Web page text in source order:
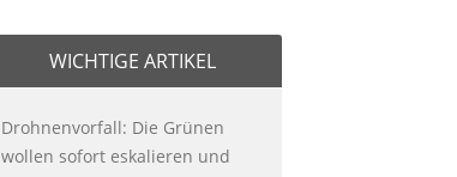
WICHTIGE ARTIKEL
Drohnenvorfall: Die Grünen
wollen sofort eskalieren und